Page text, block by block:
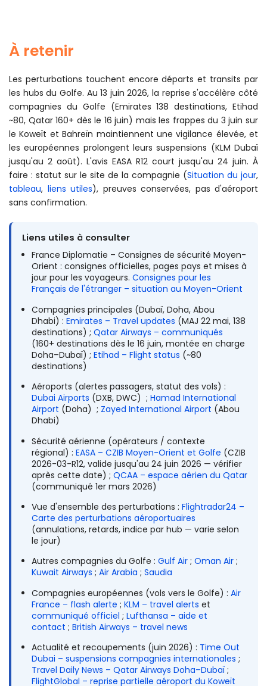
rappellent les numéros de contact utiles sur
Diplomatie .
À retenir
Les perturbations touchent encore départs et transits par
les hubs du Golfe. Au 13 juin 2026, la reprise s'accélère côté
compagnies du Golfe (Emirates 138 destinations, Etihad
~80, Qatar 160+ dès le 16 juin) mais les frappes du 3 juin sur
le Koweït et Bahreïn maintiennent une vigilance élevée, et
les européennes prolongent leurs suspensions (KLM Dubaï
jusqu'au 2 août). L'avis EASA R12 court jusqu'au 24 juin. À
faire : statut sur le site de la compagnie (Situation du jour,
tableau, liens utiles), preuves conservées, pas d'aéroport
sans confirmation.
Liens utiles à consulter
France Diplomatie – Consignes de sécurité Moyen-
Orient : consignes officielles, pages pays et mises à
jour pour les voyageurs.Consignes pour les
Français de l'étranger – situation au Moyen-Orient
Compagnies principales (Dubaï, Doha, Abou
Dhabi) :Emirates – Travel updates (MAJ 22 mai, 138
destinations) ;Qatar Airways – communiqués
(160+ destinations dès le 16 juin, montée en charge
Doha–Dubaï) ;Etihad – Flight status (~80
destinations)
Aéroports (alertes passagers, statut des vols) :
Dubai Airports (DXB, DWC) ;Hamad International
Airport (Doha) ; Zayed International Airport (Abou
Dhabi)
Sécurité aérienne (opérateurs / contexte
régional) :EASA – CZIB Moyen-Orient et Golfe (CZIB
2026-03-R12, valide jusqu'au 24 juin 2026 — vérifier
après cette date) ;QCAA – espace aérien du Qatar
(communiqué 1er mars 2026)
Vue d'ensemble des perturbations :Flightradar24 –
Carte des perturbations aéroportuaires
(annulations, retards, indice par hub — varie selon
le jour)
Autres compagnies du Golfe :Gulf Air ;Oman Air ;
Kuwait Airways ;Air Arabia ;Saudia
Compagnies européennes (vols vers le Golfe) :Air
France – flash alerte ;KLM – travel alerts et
communiqué officiel ;Lufthansa – aide et
contact ;British Airways – travel news
Actualité et recoupements (juin 2026) : Time Out
Dubai – suspensions compagnies internationales ;
Travel Daily News – Qatar Airways Doha–Dubaï ;
FlightGlobal – reprise partielle aéroport du Koweït